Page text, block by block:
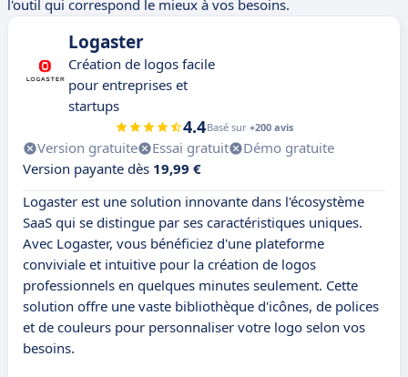
l'outil qui correspond le mieux à vos besoins.
Logaster
Création de logos facile
pour entreprises et
startups
4.4Basé sur +200 avis
Version gratuite Essai gratuit
Démo gratuite
Version payante dès 19,99 €
Logaster est une solution innovante dans l'écosystème
SaaS qui se distingue par ses caractéristiques uniques.
Avec Logaster, vous bénéficiez d'une plateforme
conviviale et intuitive pour la création de logos
professionnels en quelques minutes seulement. Cette
solution offre une vaste bibliothèque d'icônes, de polices
et de couleurs pour personnaliser votre logo selon vos
besoins.